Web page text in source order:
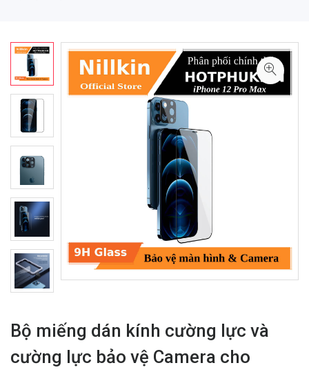
Bộ miếng dán kính cường lực và
cường lực bảo vệ Camera cho